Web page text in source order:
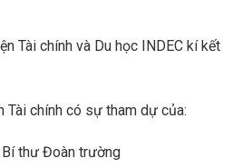
Tài chính và Du học INDEC kí kết
Tài chính có sự tham dự của:
thư Đoàn trường